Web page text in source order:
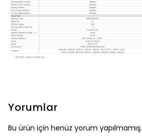
Yorumlar
Bu ürün için henüz yorum yapılmamış.